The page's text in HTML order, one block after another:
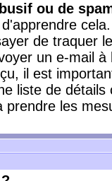
ou de
de traquer
un e-mail
il est
liste de
prendre les